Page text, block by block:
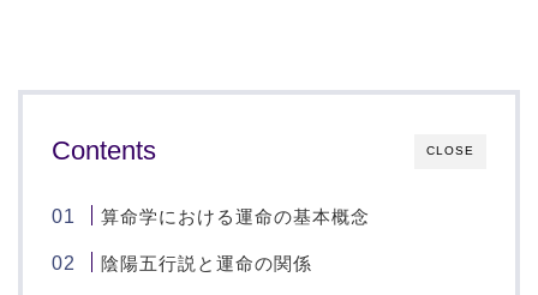
CLOSE
Contents
算命学における運命の基本概念
陰陽五行説と運命の関係